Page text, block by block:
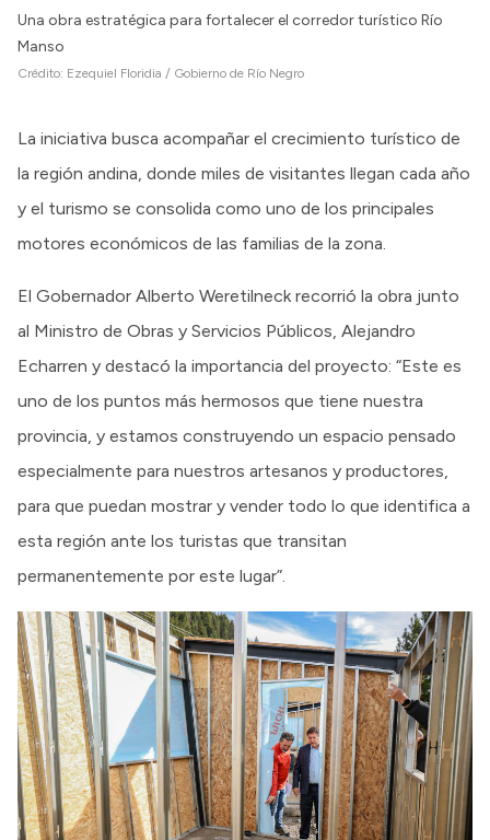
Una obra estratégica para fortalecer el corredor turístico Río
Manso
Crédito: Ezequiel Floridia / Gobierno de Río Negro
La iniciativa busca acompañar el crecimiento turístico de
la región andina, donde miles de visitantes llegan cada año
y el turismo se consolida como uno de los principales
motores económicos de las familias de la zona.
El Gobernador Alberto Weretilneck recorrió la obra junto
al Ministro de Obras y Servicios Públicos, Alejandro
Echarren y destacó la importancia del proyecto: “Este es
uno de los puntos más hermosos que tiene nuestra
provincia, y estamos construyendo un espacio pensado
especialmente para nuestros artesanos y productores,
para que puedan mostrar y vender todo lo que identifica a
esta región ante los turistas que transitan
permanentemente por este lugar”.